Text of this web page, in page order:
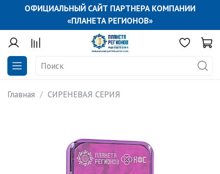
ОФИЦИАЛЬНЫЙ САЙТ ПАРТНЕРА КОМПАНИИ
«ПЛАНЕТА РЕГИОНОВ»
Главная СИРЕНЕВАЯ СЕРИЯ